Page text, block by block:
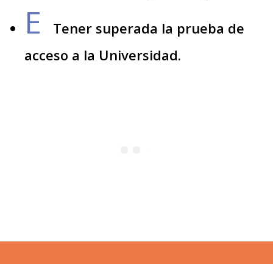
E
Tener superada la prueba de
acceso a la Universidad.